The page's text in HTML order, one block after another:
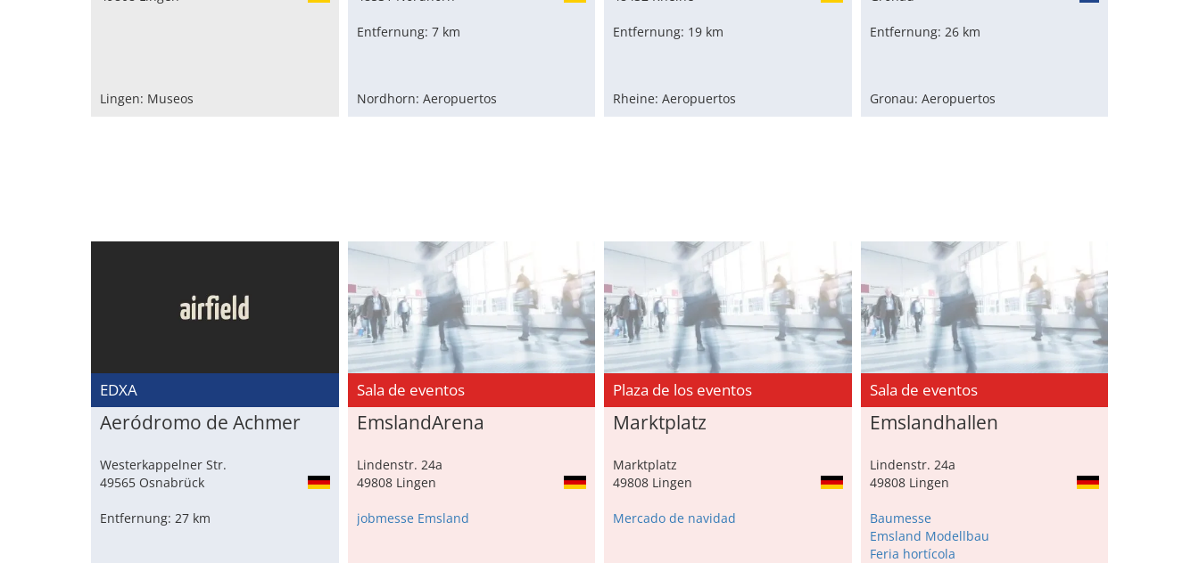
Lingen: Museos
Entfernung: 7 km
Nordhorn: Aeropuertos
Entfernung: 19 km
Rheine: Aeropuertos
Entfernung: 26 km
Gronau: Aeropuertos
EDXA
Aeródromo de Achmer
Westerkappelner Str.
49565 Osnabrück
Entfernung: 27 km
Sala de eventos
EmslandArena
Lindenstr. 24a
49808 Lingen
jobmesse Emsland
Plaza de los eventos
Marktplatz
Marktplatz
49808 Lingen
Mercado de navidad
Sala de eventos
Emslandhallen
Lindenstr. 24a
49808 Lingen
Baumesse
Emsland Modellbau
Feria hortícola